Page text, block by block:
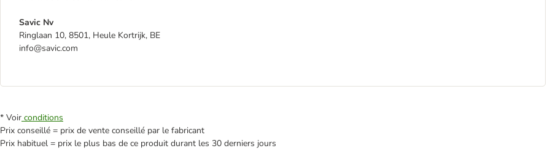
Savic Nv
Ringlaan 10, 8501, Heule Kortrijk, BE
info@savic.com
* Voir conditions
Prix conseillé = prix de vente conseillé par le fabricant
Prix habituel = prix le plus bas de ce produit durant les 30 derniers jours